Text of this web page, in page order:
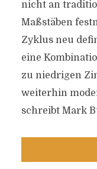
nicht an
Maßstäben
Zyklus neu
eine
zu niedrigen
weiterhin
schreibt Mark